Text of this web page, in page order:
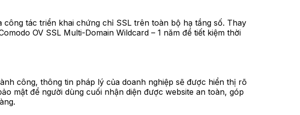
tác triển khai chứng chỉ SSL trên toàn bộ hạ tầng số. Thay
OV SSL Multi-Domain Wildcard – 1 năm để tiết kiệm thời
công, thông tin pháp lý của doanh nghiệp sẽ được hiển thị rõ
mật để người dùng cuối nhận diện được website an toàn, góp